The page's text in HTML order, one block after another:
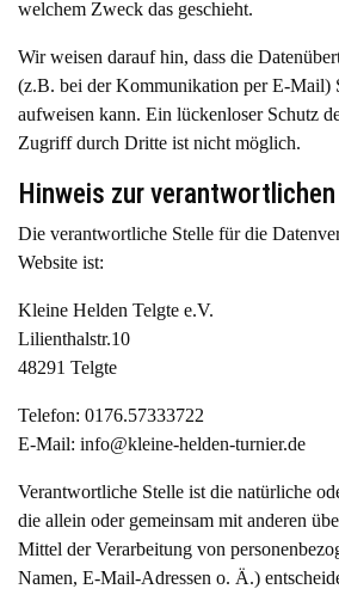
welchem Zweck das geschieht.
Wir weisen darauf hin, dass die
(z.B. bei der Kommunikation per E-Mail)
aufweisen kann. Ein lückenloser Schutz
Zugriff durch Dritte ist nicht möglich.
Hinweis zur
Die verantwortliche Stelle für die
Website ist:
Kleine Helden Telgte e.V.
Lilienthalstr.10
48291 Telgte
Telefon: 0176.57333722
E-Mail: info@kleine-helden-turnier.de
Verantwortliche Stelle ist die natürliche
die allein oder gemeinsam mit anderen
Mittel der Verarbeitung von
Namen, E-Mail-Adressen o. Ä.)